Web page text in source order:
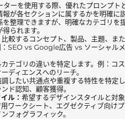
ターを使用する際、優れたプロンプト
報が各セクションに属するかを明確に
を整理できますが、明確なカテゴリを
られます。
比較するコンセプト、製品、主題、ま
：SEO vs Google広告 vs ソーシャル
カテゴリの違いを特定します。例：コ
ディエンスへのリーチ。
したい共通点や重複する特性を特定
ド認知、顧客獲得。
ル： 希望するデザインスタイルと対
ワークシート、エグゼクティブ向け
フォグラフィック。